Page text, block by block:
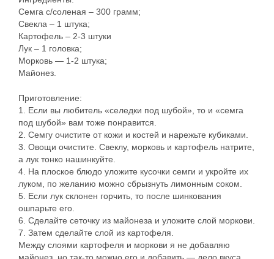
Семга с/соленая – 300 грамм;
Свекла – 1 штука;
Картофель – 2-3 штуки
Лук – 1 головка;
Морковь — 1-2 штука;
Майонез.
Приготовление:
1. Если вы любитель «селедки под шубой», то и «семга
под шубой» вам тоже понравится.
2. Семгу очистите от кожи и костей и нарежьте кубиками.
3. Овощи очистите. Свеклу, морковь и картофель натрите,
а лук тонко нашинкуйте.
4. На плоское блюдо уложите кусочки семги и укройте их
луком, по желанию можно сбрызнуть лимонным соком.
5. Если лук склонен горчить, то после шинкования
ошпарьте его.
6. Сделайте сеточку из майонеза и уложите слой моркови.
7. Затем сделайте слой из картофеля.
Между слоями картофеля и моркови я не добавляю